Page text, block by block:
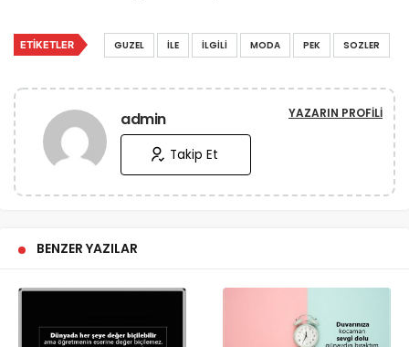
ETIKETLER GUZEL İLE İLGILI MODA PEK SOZLER
admin YAZARIN PROFILI
Takip Et
BENZER YAZILAR